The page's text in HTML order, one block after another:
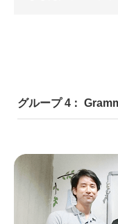
グループ 4：